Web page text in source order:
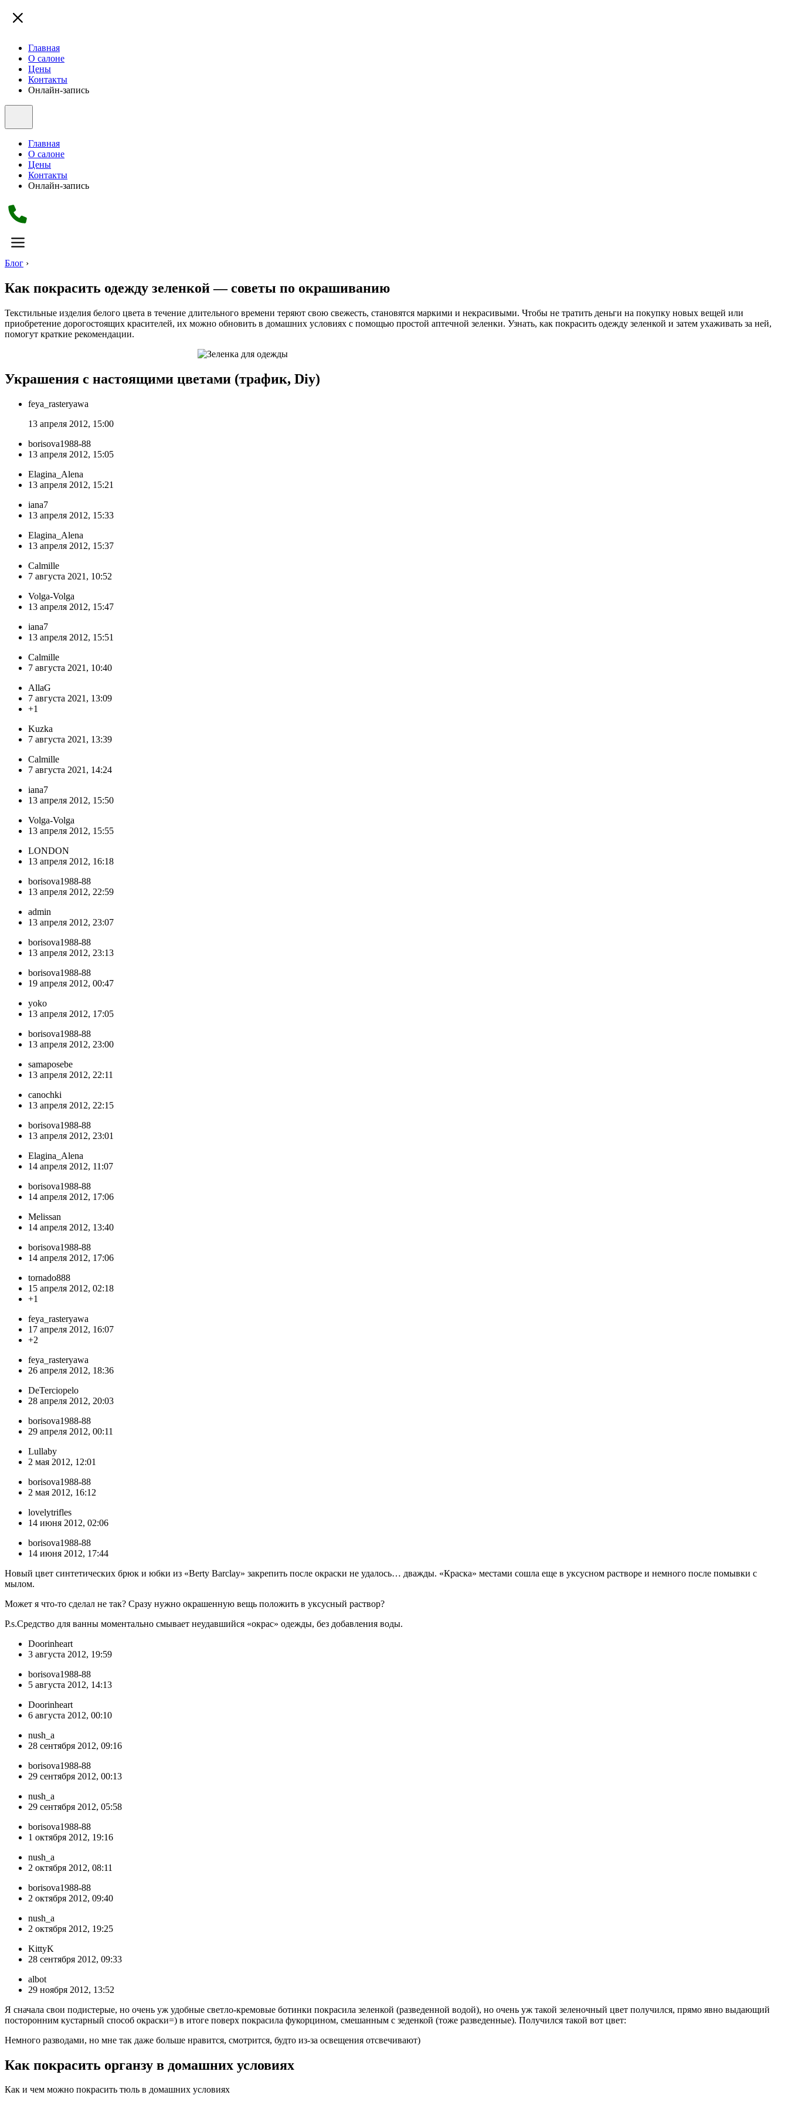
Главная
О салоне
Цены
Контакты
Онлайн-запись
Главная
О салоне
Цены
Контакты
Онлайн-запись
Блог ›
Как покрасить одежду зеленкой — советы по окрашиванию
Текстильные изделия белого цвета в течение длительного времени теряют свою свежесть, становятся маркими и некрасивыми. Чтобы не тратить деньги на покупку новых вещей или
приобретение дорогостоящих красителей, их можно обновить в домашних условиях с помощью простой аптечной зеленки. Узнать, как покрасить одежду зеленкой и затем ухаживать за ней,
помогут краткие рекомендации.
Украшения с настоящими цветами (трафик, Diy)
feya_rasteryawa
13 апреля 2012, 15:00
borisova1988-88
13 апреля 2012, 15:05
Elagina_Alena
13 апреля 2012, 15:21
iana7
13 апреля 2012, 15:33
Elagina_Alena
13 апреля 2012, 15:37
Calmille
7 августа 2021, 10:52
Volga-Volga
13 апреля 2012, 15:47
iana7
13 апреля 2012, 15:51
Calmille
7 августа 2021, 10:40
AllaG
7 августа 2021, 13:09
+1
Kuzka
7 августа 2021, 13:39
Calmille
7 августа 2021, 14:24
iana7
13 апреля 2012, 15:50
Volga-Volga
13 апреля 2012, 15:55
LONDON
13 апреля 2012, 16:18
borisova1988-88
13 апреля 2012, 22:59
admin
13 апреля 2012, 23:07
borisova1988-88
13 апреля 2012, 23:13
borisova1988-88
19 апреля 2012, 00:47
yoko
13 апреля 2012, 17:05
borisova1988-88
13 апреля 2012, 23:00
samaposebe
13 апреля 2012, 22:11
canochki
13 апреля 2012, 22:15
borisova1988-88
13 апреля 2012, 23:01
Elagina_Alena
14 апреля 2012, 11:07
borisova1988-88
14 апреля 2012, 17:06
Melissan
14 апреля 2012, 13:40
borisova1988-88
14 апреля 2012, 17:06
tornado888
15 апреля 2012, 02:18
+1
feya_rasteryawa
17 апреля 2012, 16:07
+2
feya_rasteryawa
26 апреля 2012, 18:36
DeTerciopelo
28 апреля 2012, 20:03
borisova1988-88
29 апреля 2012, 00:11
Lullaby
2 мая 2012, 12:01
borisova1988-88
2 мая 2012, 16:12
lovelytrifles
14 июня 2012, 02:06
borisova1988-88
14 июня 2012, 17:44
Новый цвет синтетических брюк и юбки из «Berty Barclay» закрепить после окраски не удалось… дважды. «Краска» местами сошла еще в уксусном растворе и немного после помывки с
мылом.
Может я что-то сделал не так? Сразу нужно окрашенную вещь положить в уксусный раствор?
P.s.Средство для ванны моментально смывает неудавшийся «окрас» одежды, без добавления воды.
Doorinheart
3 августа 2012, 19:59
borisova1988-88
5 августа 2012, 14:13
Doorinheart
6 августа 2012, 00:10
nush_a
28 сентября 2012, 09:16
borisova1988-88
29 сентября 2012, 00:13
nush_a
29 сентября 2012, 05:58
borisova1988-88
1 октября 2012, 19:16
nush_a
2 октября 2012, 08:11
borisova1988-88
2 октября 2012, 09:40
nush_a
2 октября 2012, 19:25
KittyK
28 сентября 2012, 09:33
albot
29 ноября 2012, 13:52
Я сначала свои подистерые, но очень уж удобные светло-кремовые ботинки покрасила зеленкой (разведенной водой), но очень уж такой зеленочный цвет получился, прямо явно выдающий
посторонним кустарный способ окраски=) в итоге поверх покрасила фукорцином, смешанным с зеденкой (тоже разведенные). Получился такой вот цвет:
Немного разводами, но мне так даже больше нравится, смотрится, будто из-за освещения отсвечивают)
Как покрасить органзу в домашних условиях
Как и чем можно покрасить тюль в домашних условиях